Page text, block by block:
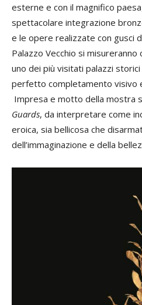
esterne e con il magnifico
spettacolare integrazione
e le opere realizzate con gusci
Palazzo Vecchio si
uno dei più visitati palazzi
perfetto completamento visivo
Impresa e motto della mostra
Guards, da interpretare come
eroica, sia bellicosa che
dell’immaginazione e della